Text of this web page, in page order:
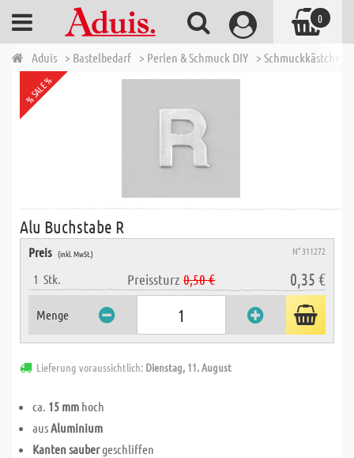
Aduis > Bastelbedarf > Perlen & Schmuck DIY > Schmuckkästchen -
% SALE %
Alu Buchstabe R
Preis (inkl. MwSt.) N° 311272
1 Stk. Preissturz 0,50 € 0,35 €
Menge
Lieferung voraussichtlich: Dienstag, 11. August
ca. 15 mm hoch
ausAluminium
Kanten saubergeschliffen
0